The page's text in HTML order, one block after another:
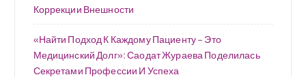
Коррекции Внешности
«Найти Подход К Каждому Пациенту – Это
Медицинский Долг»: Саодат Жураева Поделилась
Секретами Профессии И Успеха